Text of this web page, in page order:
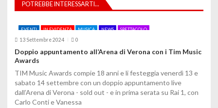
i
o
n
e
a
r
POTREBBE INTERESSARTI...
EVENTI IN EVIDENZA MUSICA NEWS SPETTACOLO
13 Settembre 2024 0
Doppio appuntamento all’Arena di Verona con i Tim Music
Awards
TIM Music Awards compie 18 anni e li festeggia venerdì 13 e
sabato 14 settembre con un doppio appuntamento live
dall’Arena di Verona - sold out - e in prima serata su Rai 1, con
Carlo Conti e Vanessa